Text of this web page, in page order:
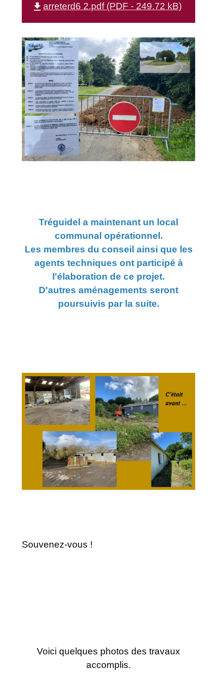
file_download arreterd6 2.pdf (PDF - 249.72 kB)
Tréguidel a maintenant un local
communal opérationnel.
Les membres du conseil ainsi que les
agents techniques ont participé à
l'élaboration de ce projet.
D'autres aménagements seront
poursuivis par la suite.
Souvenez-vous !
Voici quelques photos des travaux
accomplis.